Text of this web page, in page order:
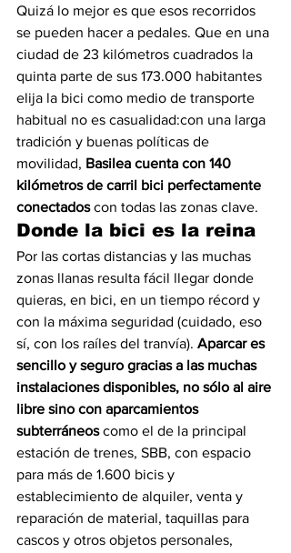
Quizá lo mejor es que esos recorridos
se pueden hacer a pedales. Que en una
ciudad de 23 kilómetros cuadrados la
quinta parte de sus 173.000 habitantes
elija la bici como medio de transporte
habitual no es casualidad:con una larga
tradición y buenas políticas de
movilidad, Basilea cuenta con 140
kilómetros de carril bici perfectamente
conectados con todas las zonas clave.
Donde la bici es la reina
Por las cortas distancias y las muchas
zonas llanas resulta fácil llegar donde
quieras, en bici, en un tiempo récord y
con la máxima seguridad (cuidado, eso
sí, con los raíles del tranvía). Aparcar es
sencillo y seguro gracias a las muchas
instalaciones disponibles, no sólo al aire
libre sino con aparcamientos
subterráneos como el de la principal
estación de trenes, SBB, con espacio
para más de 1.600 bicis y
establecimiento de alquiler, venta y
reparación de material, taquillas para
cascos y otros objetos personales,